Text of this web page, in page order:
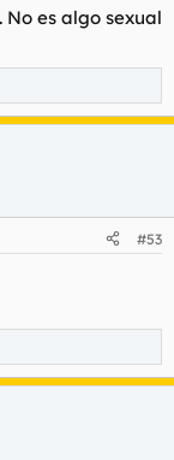
es algo sexual
#53